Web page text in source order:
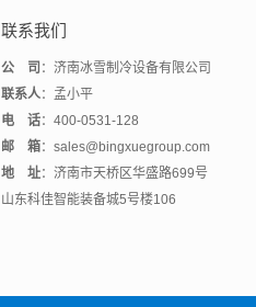
联系我们
公 司 ：济南冰雪制冷设备有限公司
联系人：孟小平
电 话：400-0531-128
邮 箱：sales@bingxuegroup.com
地 址：济南市天桥区华盛路699号
山东科佳智能装备城5号楼106